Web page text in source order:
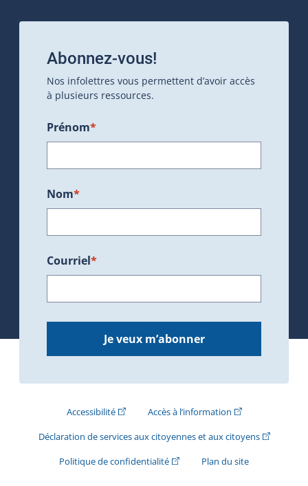
Abonnez-vous!
Nos infolettres vous permettent d’avoir accès
à plusieurs ressources.
Prénom*
Nom*
Courriel*
Je veux m’abonner
Accessibilité(Cet hyperlien externe s'ouvrira dans une
Accès à l’information(Cet hyperlien
Déclaration de services aux citoyennes et aux citoyens(Cet
Politique de confidentialité(Cet hyperlien externe s'ouvrira
Plan du site